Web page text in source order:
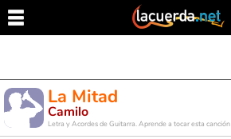
La Mitad
Camilo
Letra y Acordes de Guitarra. Aprende a tocar esta canción